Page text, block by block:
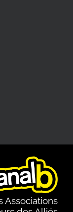
Associations